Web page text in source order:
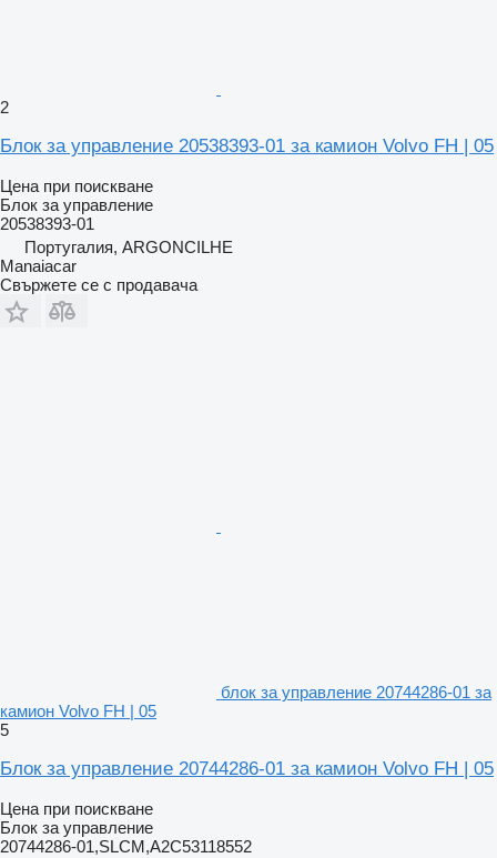
2
Блок за управление 20538393-01 за камион Volvo FH | 05
Цена при поискване
Блок за управление
20538393-01
Португалия, ARGONCILHE
Manaiacar
Свържете се с продавача
блок за управление 20744286-01 за
камион Volvo FH | 05
5
Блок за управление 20744286-01 за камион Volvo FH | 05
Цена при поискване
Блок за управление
20744286-01,SLCM,A2C53118552